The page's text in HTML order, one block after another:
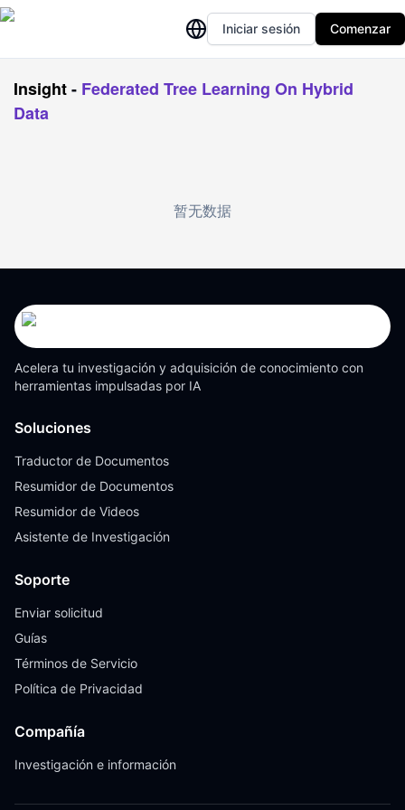
Iniciar sesión Comenzar
Insight- Federated Tree Learning On Hybrid
Data
暂无数据
Acelera tu investigación y adquisición de conocimiento con
herramientas impulsadas por IA
Soluciones
Traductor de Documentos
Resumidor de Documentos
Resumidor de Videos
Asistente de Investigación
Soporte
Enviar solicitud
Guías
Términos de Servicio
Política de Privacidad
Compañía
Investigación e información